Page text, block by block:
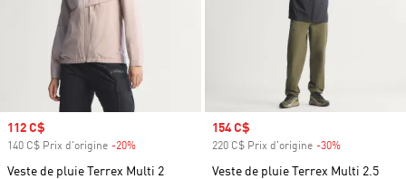
Prix soldé
112 C$
140 C$ Prix d'origine -20%
Veste de pluie Terrex Multi 2
Prix soldé
154 C$
220 C$ Prix d'origine -30%
Veste de pluie Terrex Multi 2.5